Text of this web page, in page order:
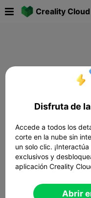
Creality Cloud
Disfruta de
Accede a todos los
corte en la nube sin
un solo clic.
exclusivos y
aplicación Creality
Abrir